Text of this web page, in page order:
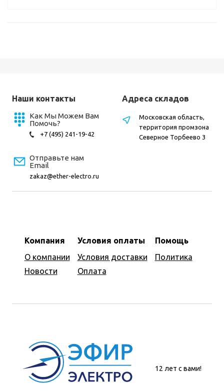
Наши контакты
Как Мы Можем Вам
Помочь?
+7 (495) 241-19-42
Отправьте нам
Email
zakaz@ether-electro.ru
Компания
О компании
Новости
Условия оплаты
Условия доставки
Оплата
Помощь
Политика
Адреса складов
Московская область,
территория промзона
Северное Торбеево 3
12 лет с вами!